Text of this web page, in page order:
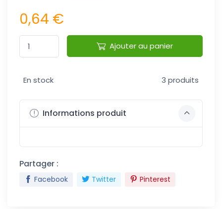
0,64 €
Ajouter au panier
En stock 3 produits
Informations produit
Partager :
Facebook Twitter Pinterest